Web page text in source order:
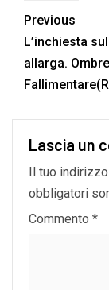
Previous
L’inchiesta
allarga.
Lascia un
Il tuo
obbligatori
Commento *